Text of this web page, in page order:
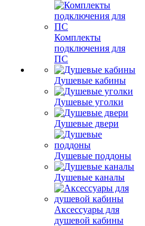
Комплекты
подключения для
ПС
Душевые кабины
Душевые уголки
Душевые двери
Душевые поддоны
Душевые каналы
Аксессуары для
душевой кабины